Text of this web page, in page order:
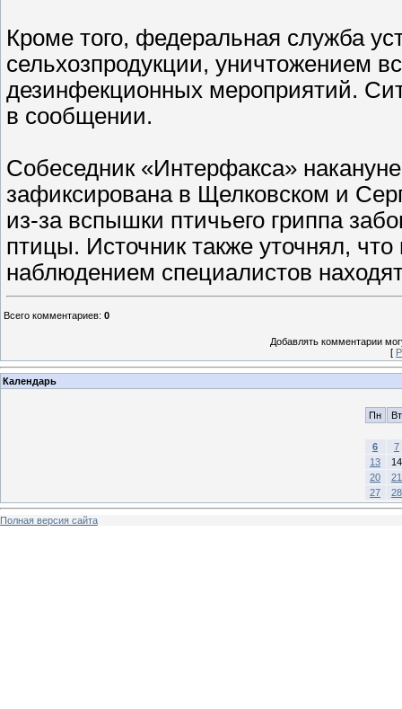
Кроме того, федеральная служба
сельхозпродукции, уничтожением
дезинфекционных мероприятий.
в сообщении. ​
Собеседник «Интерфакса»
зафиксирована в Щелковском и
из-за вспышки птичьего гриппа
птицы. Источник также уточнял,
наблюдением специалистов
Всего комментариев: 0
Добавлять комментарии
[
Календарь
Пн Вт
6
7
13
14
20
21
27
28
Полная версия сайта